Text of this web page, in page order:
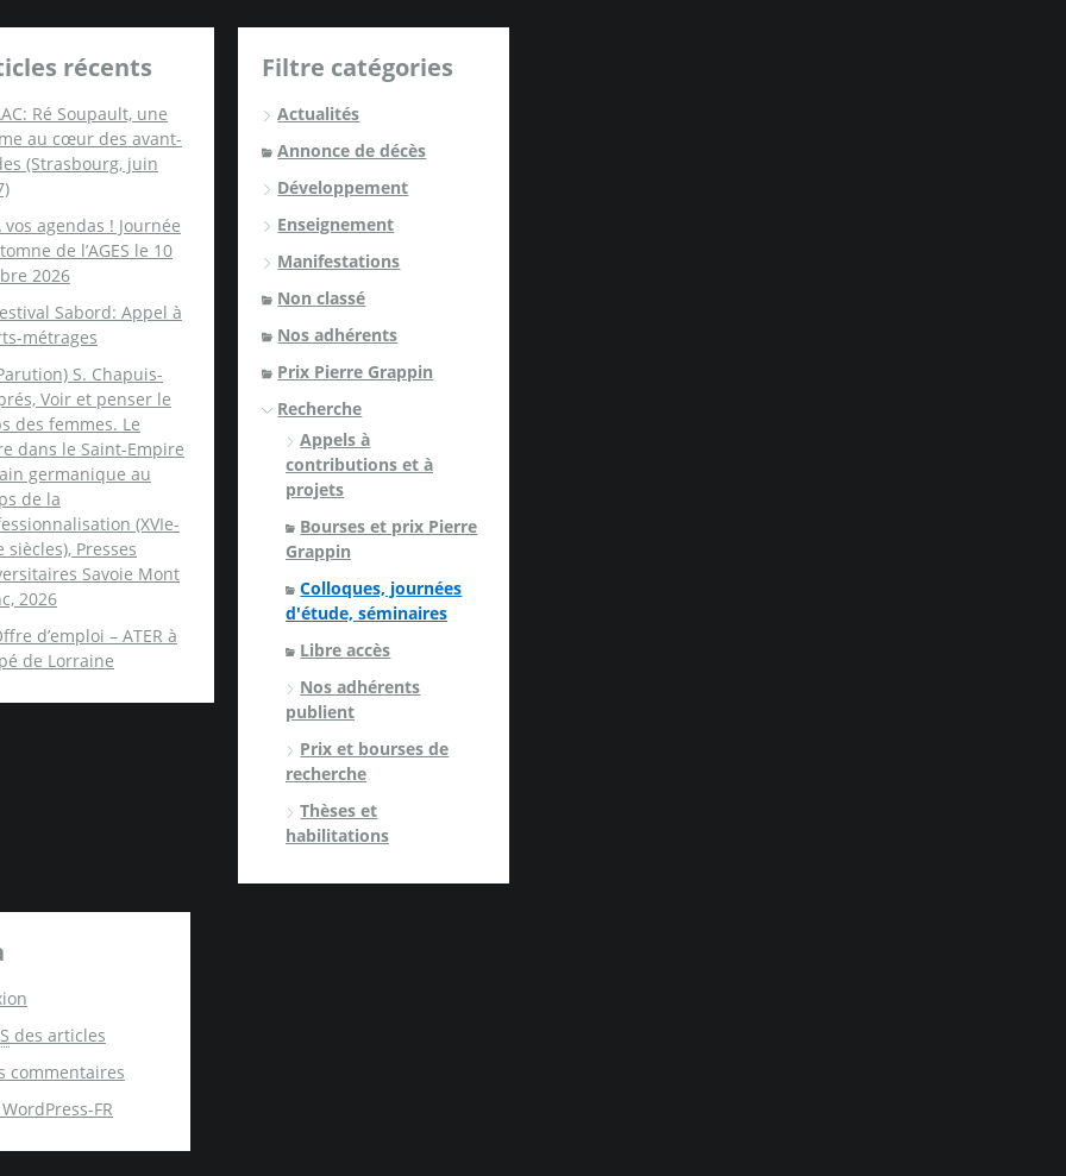
récents
Ré Soupault, une
au cœur des avant-
(Strasbourg, juin
vos agendas ! Journée
de l’AGES le 10
2026
Sabord: Appel à
métrages
S. Chapuis-
Voir et penser le
des femmes. Le
dans le Saint-Empire
germanique au
de la
(XVIe-
siècles), Presses
Savoie Mont
2026
d’emploi – ATER à
de Lorraine
Filtre catégories
Actualités
Annonce de décès
Développement
Enseignement
Manifestations
Non classé
Nos adhérents
Prix Pierre Grappin
Recherche
Appels à
contributions et à
projets
Bourses et prix Pierre
Grappin
Colloques, journées
d'étude, séminaires
Libre accès
Nos adhérents
publient
Prix et bourses de
recherche
Thèses et
habilitations
des articles
commentaires
FR